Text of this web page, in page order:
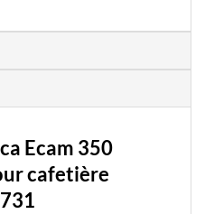
Ecam 350
cafetière